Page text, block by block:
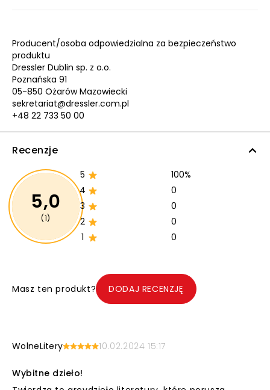
Producent/osoba odpowiedzialna za bezpieczeństwo
produktu
Dressler Dublin sp. z o.o.
Poznańska 91
05-850 Ożarów Mazowiecki
sekretariat@dressler.com.pl
+48 22 733 50 00
Recenzje
5,0
(1)
5
100%
4
0
3
0
2
0
1
0
Masz ten produkt? DODAJ RECENZJĘ
WolneLitery 10.02.2024 15:17
Wybitne dzieło!